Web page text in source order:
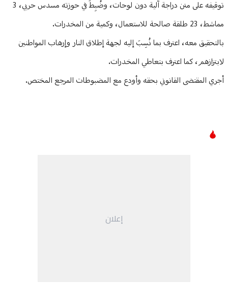
توقيفه على متن دراجة آلية دون لوحات، وضُبِطَ في حوزته مسدس حربي، 3
مماشط، 23 طلقة صالحة للاستعمال، وكمية من المخدرات.
بالتحقيق معه، اعترف بما نُسِبَ إليه لجهة إطلاق النار وإرهاب المواطنين
لابتزازهم، كما اعترف بتعاطي المخدرات.
أجري المقتضى القانوني بحقه وأودع مع المضبوطات المرجع المختص.
إعلان